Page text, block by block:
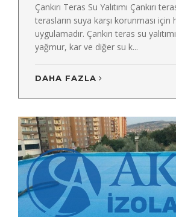
Çankırı Teras Su Yalıtımı Çankırı
terasların suya karşı korunması için
uygulamadır. Çankırı teras su
yağmur, kar ve diğer su k...
DAHA FAZLA